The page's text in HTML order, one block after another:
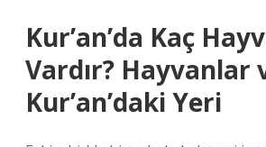
Kur’an’da Kaç
Vardır? Hayvanlar
Kur’an’daki Yeri